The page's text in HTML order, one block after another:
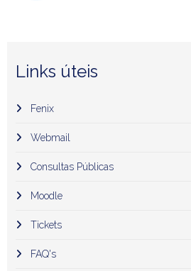
Links úteis
Fenix
Webmail
Consultas Públicas
Moodle
Tickets
FAQ's